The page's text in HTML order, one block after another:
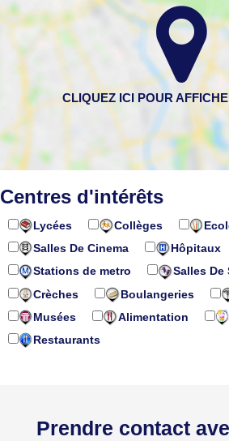
Centres d'intérêts
Lycées Collèges
Salles De Cinema
Hôpitaux
Stations de metro
Salles De
Crèches
Boulangeries
Musées
Alimentation
Restaurants
Prendre contact